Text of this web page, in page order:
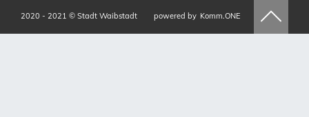
2020 - 2021 © Stadt Waibstadt powered by Komm.ONE